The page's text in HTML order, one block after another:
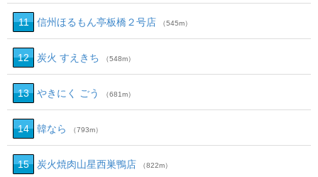
11 信州ほるもん亭板橋２号店 （545m）
12 炭火 すえきち （548m）
13 やきにく ごう （681m）
14 韓なら （793m）
15 炭火焼肉山星西巣鴨店 （822m）